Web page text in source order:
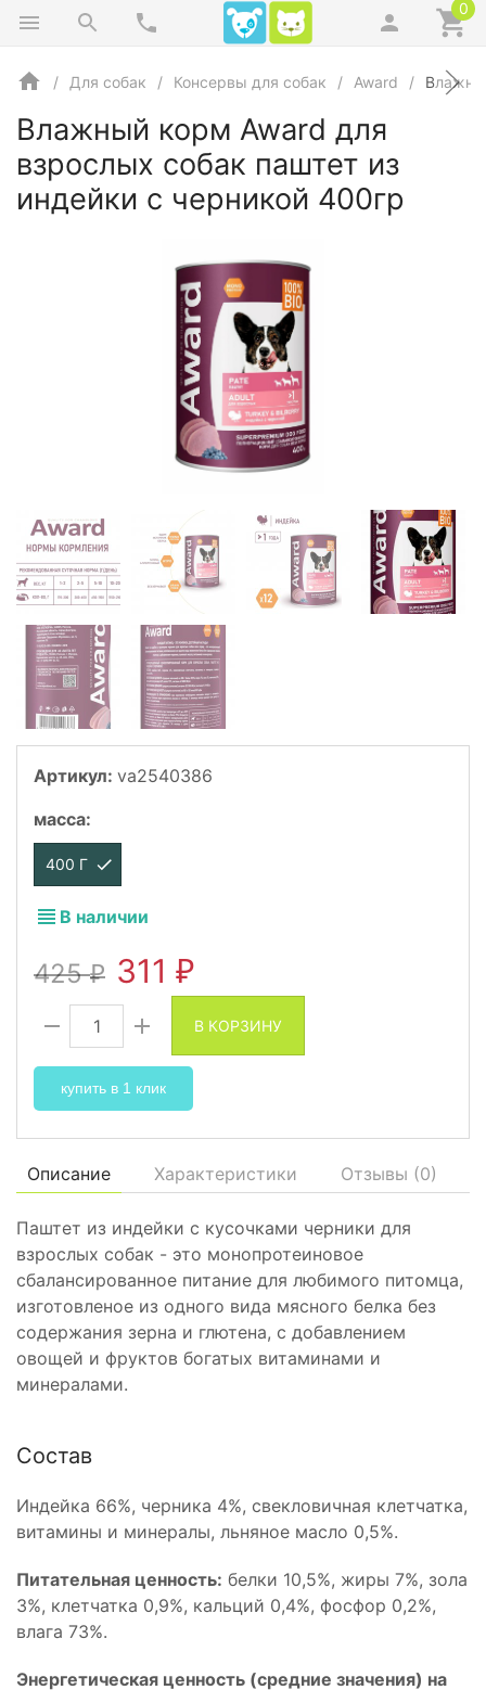
0
Для собак Консервы для собак Award
Влажный корм Award для
взрослых собак паштет из
индейки с черникой 400гр
Артикул: va2540386
масса:
400 Г
В наличии
425₽ 311 ₽
В КОРЗИНУ
купить в 1 клик
Описание Характеристики Отзывы (0)
Паштет из индейки с кусочками черники для
взрослых собак - это монопротеиновое
сбалансированное питание для любимого питомца,
изготовленое из одного вида мясного белка без
содержания зерна и глютена, с добавлением
овощей и фруктов богатых витаминами и
минералами.
Состав
Индейка 66%, черника 4%, свекловичная клетчатка,
витамины и минералы, льняное масло 0,5%.
Питательная ценность: белки 10,5%, жиры 7%, зола
3%, клетчатка 0,9%, кальций 0,4%, фосфор 0,2%,
влага 73%.
Энергетическая ценность (средние значения) на